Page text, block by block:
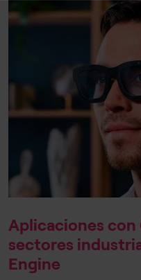
Aplicaciones
sectores
Engine